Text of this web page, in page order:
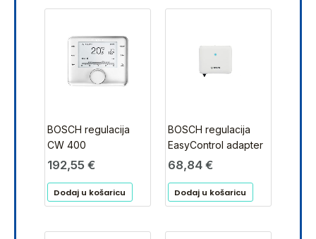
BOSCH regulacija
CW 400
192,55 €
Dodaj u košaricu
BOSCH regulacija
EasyControl adapter
68,84 €
Dodaj u košaricu